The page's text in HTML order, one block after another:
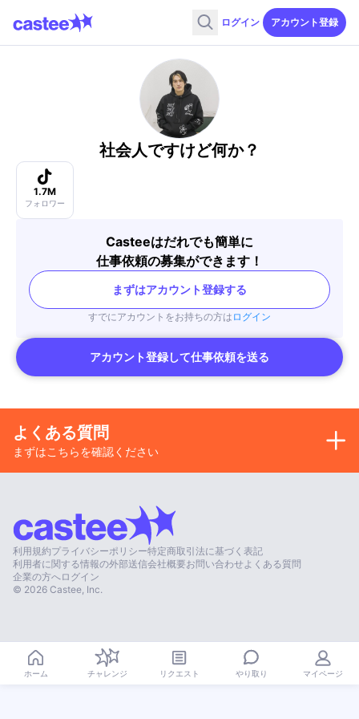
ログイン アカウント登録
社会人ですけど何か？
1.7M
フォロワー
Casteeはだれでも簡単に
仕事依頼の募集ができます！
まずはアカウント登録する
すでにアカウントをお持ちの方は ログイン
アカウント登録して仕事依頼を送る
よくある質問
まずはこちらを確認ください
利用規約プライバシーポリシー特定商取引法に基づく表記
利用者に関する情報の外部送信会社概要お問い合わせ よくある質問
企業の方へログイン
© 2026 Castee, Inc.
ホーム チャレンジ リクエスト やり取り マイページ